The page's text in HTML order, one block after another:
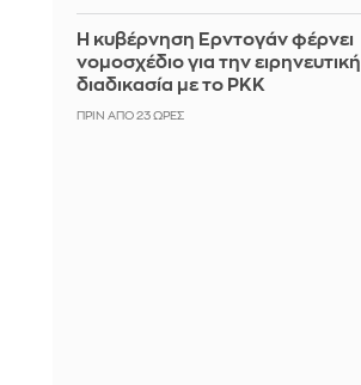
Η κυβέρνηση Ερντογάν φέρνει
νομοσχέδιο για την ειρηνευτική
διαδικασία με το PKK
ΠΡΙΝ ΑΠΌ 23 ΏΡΕΣ